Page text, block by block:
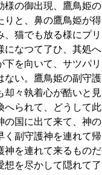
様の御出現、鷹鳥姫の
りと、鼻の鷹鳥姫が得
猫でも放る様にプリ
になつて了ひ、其処へ
を向いて、サツパリ
い。鷹鳥姫の副守護
々執着心が酷いと見
へられて、どうして此
国に出て来て、神の
く副守護神を連れて帰
神を連れて来るものだ
を尽かして隠れて了